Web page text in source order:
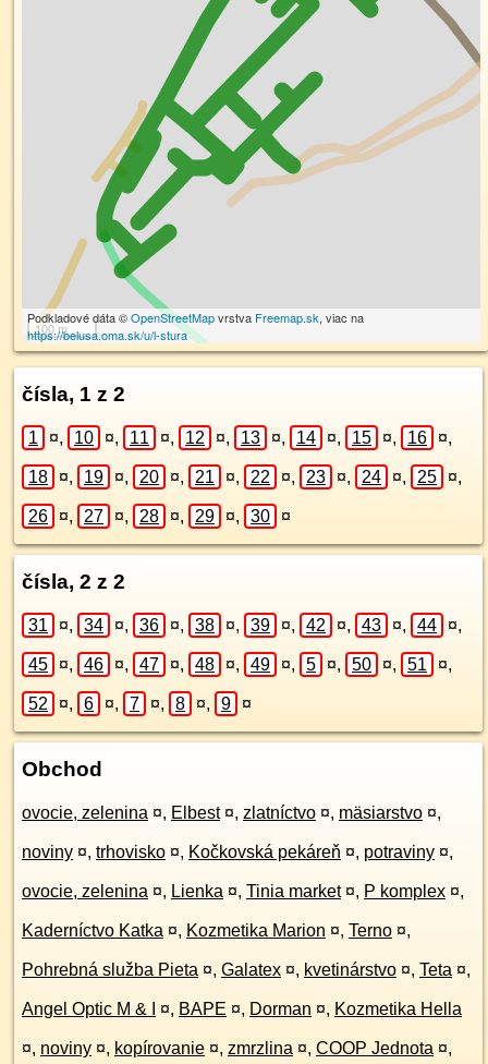
100 m
Podkladové dáta ©OpenStreetMapvrstva Freemap.sk, viac na
https://belusa.oma.sk/u/l-stura
čísla, 1 z 2
1 ¤, 10 ¤, 11 ¤, 12 ¤, 13 ¤, 14 ¤, 15 ¤, 16 ¤,
18 ¤, 19 ¤, 20 ¤, 21 ¤, 22 ¤, 23 ¤, 24 ¤, 25 ¤,
26 ¤, 27 ¤, 28 ¤, 29 ¤, 30 ¤
čísla, 2 z 2
31 ¤, 34 ¤, 36 ¤, 38 ¤, 39 ¤, 42 ¤, 43 ¤, 44 ¤,
45 ¤, 46 ¤, 47 ¤, 48 ¤, 49 ¤, 5 ¤, 50 ¤, 51 ¤,
52 ¤, 6 ¤, 7 ¤, 8 ¤, 9 ¤
Obchod
ovocie, zelenina ¤, Elbest ¤, zlatníctvo ¤, mäsiarstvo ¤,
noviny ¤, trhovisko ¤, Kočkovská pekáreň ¤, potraviny ¤,
ovocie, zelenina ¤, Lienka ¤, Tinia market ¤, P komplex ¤,
Kaderníctvo Katka ¤, Kozmetika Marion ¤, Terno ¤,
Pohrebná služba Pieta ¤, Galatex ¤, kvetinárstvo ¤, Teta ¤,
Angel Optic M & I ¤, BAPE ¤, Dorman ¤, Kozmetika Hella
¤, noviny ¤, kopírovanie ¤, zmrzlina ¤, COOP Jednota ¤,